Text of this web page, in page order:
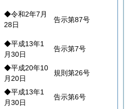
◆令和2年7月
28日
告示第87号
◆平成13年1
月30日
告示第7号
◆平成20年10
月20日
規則第26号
◆平成13年1
月30日
告示第6号